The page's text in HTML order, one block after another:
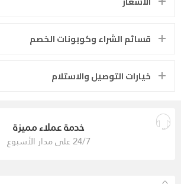
قسائم الشراء وكوبونات الخصم
خيارات التوصيل والاستلام
خدمة عملاء مميزة
24/7 على مدار الأسبوع